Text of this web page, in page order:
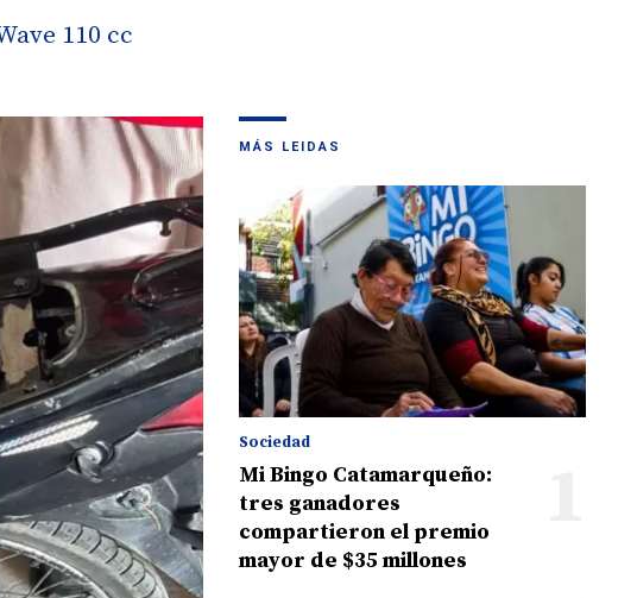
110 cc
MÁS LEIDAS
Sociedad
Mi Bingo Catamarqueño:
tres ganadores
compartieron el premio
mayor de $35 millones